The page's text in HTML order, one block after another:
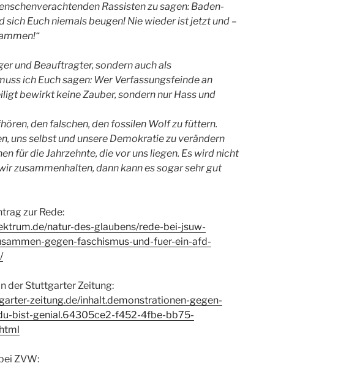
Rassisten zu sagen: Baden-
Euch niemals beugen! Nie wieder ist jetzt und –
und Beauftragter, sondern auch als
ich Euch sagen: Wer Verfassungsfeinde an
bewirkt keine Zauber, sondern nur Hass und
den falschen, den fossilen Wolf zu füttern.
uns selbst und unsere Demokratie zu verändern
für die Jahrzehnte, die vor uns liegen. Es wird nicht
zusammenhalten, dann kann es sogar sehr gut
zur Rede:
natur-des-glaubens/rede-bei-jsuw-
gegen-faschismus-und-fuer-ein-afd-
der Stuttgarter Zeitung:
zeitung.de/inhalt.demonstrationen-gegen-
bist-genial.64305ce2-f452-4fbe-bb75-
ZVW: